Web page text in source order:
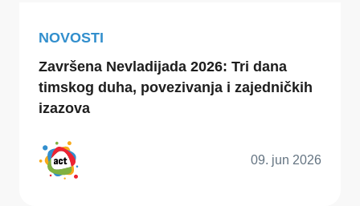
NOVOSTI
Završena Nevladijada 2026: Tri dana
timskog duha, povezivanja i zajedničkih
izazova
09. jun 2026